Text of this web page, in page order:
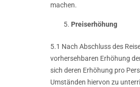
machen.
Preiserhöhung
5.1 Nach Abschluss des
vorhersehbaren Erhöhung
sich deren Erhöhung pro
Umständen hiervon zu